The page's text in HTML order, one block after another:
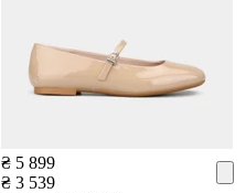
₴ 5 899
₴ 3 539